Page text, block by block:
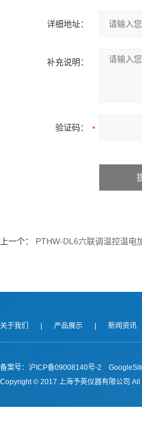
详细地址：
补充说明：
验证码：
上一个： PTHW-DL6六联调温控温电
关于我们 产品展示 新闻资讯
备案号：沪ICP备09008140号-2
Copyright © 2017 上海予英仪器有限公司